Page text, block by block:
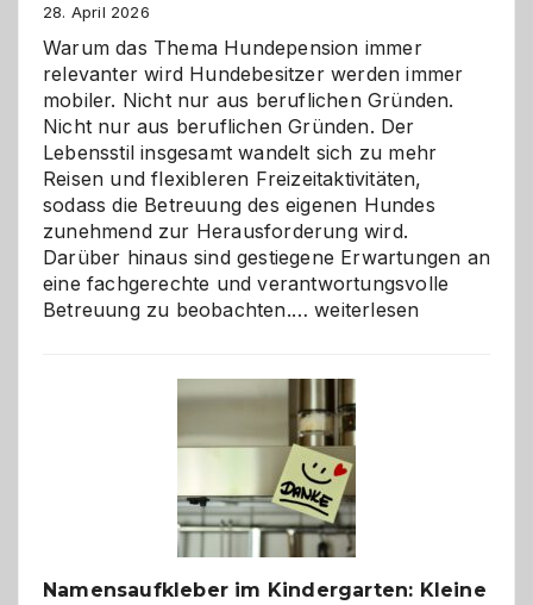
28. April 2026
Warum das Thema Hundepension immer
relevanter wird Hundebesitzer werden immer
mobiler. Nicht nur aus beruflichen Gründen.
Nicht nur aus beruflichen Gründen. Der
Lebensstil insgesamt wandelt sich zu mehr
Reisen und flexibleren Freizeitaktivitäten,
sodass die Betreuung des eigenen Hundes
zunehmend zur Herausforderung wird.
Darüber hinaus sind gestiegene Erwartungen an
eine fachgerechte und verantwortungsvolle
Betreuung zu beobachten.…Betreuung
wann
ist
eine
Hundepension
die
richtige
weiterlesen
Namensaufkleber im Kindergarten: Kleine